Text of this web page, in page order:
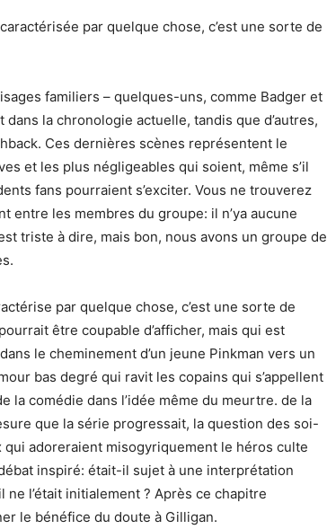
par quelque chose, c’est une sorte de
familiers – quelques-uns, comme Badger et
la chronologie actuelle, tandis que d’autres,
Ces dernières scènes représentent le
et les plus négligeables qui soient, même s’il
fans pourraient s’exciter. Vous ne trouverez
entre les membres du groupe: il n’ya aucune
triste à dire, mais bon, nous avons un groupe de
par quelque chose, c’est une sorte de
être coupable d’afficher, mais qui est
le cheminement d’un jeune Pinkman vers un
bas degré qui ravit les copains qui s’appellent
la comédie dans l’idée même du meurtre. de la
que la série progressait, la question des soi-
qui adoreraient misogyriquement le héros culte
inspiré: était-il sujet à une interprétation
l’était initialement ? Après ce chapitre
le bénéfice du doute à Gilligan.